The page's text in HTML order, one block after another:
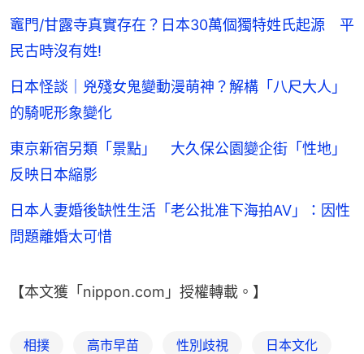
竈門/甘露寺真實存在？日本30萬個獨特姓氏起源 平
民古時沒有姓!
日本怪談｜兇殘女鬼變動漫萌神？解構「八尺大人」
的騎呢形象變化
東京新宿另類「景點」 大久保公園變企街「性地」
反映日本縮影
日本人妻婚後缺性生活「老公批准下海拍AV」：因性
問題離婚太可惜
【本文獲「nippon.com」授權轉載。】
相撲 高市早苗 性別歧視 日本文化